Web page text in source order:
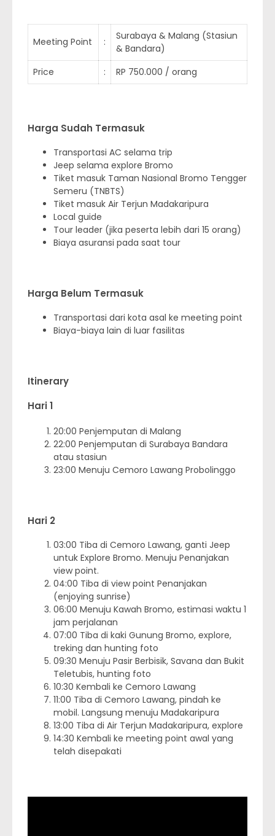
Meeting Point :
Surabaya & Malang (Stasiun
& Bandara)
Price
: RP 750.000 / orang
Harga Sudah Termasuk
Transportasi AC selama trip
Jeep selama explore Bromo
Tiket masuk Taman Nasional Bromo Tengger
Semeru (TNBTS)
Tiket masuk Air Terjun Madakaripura
Local guide
Tour leader (jika peserta lebih dari 15 orang)
Biaya asuransi pada saat tour
Harga Belum Termasuk
Transportasi dari kota asal ke meeting point
Biaya-biaya lain di luar fasilitas
Itinerary
Hari 1
20:00 Penjemputan di Malang
22:00 Penjemputan di Surabaya Bandara
atau stasiun
23:00 Menuju Cemoro Lawang Probolinggo
Hari 2
03:00 Tiba di Cemoro Lawang, ganti Jeep
untuk Explore Bromo. Menuju Penanjakan
view point.
04:00 Tiba di view point Penanjakan
(enjoying sunrise)
06:00 Menuju Kawah Bromo, estimasi waktu 1
jam perjalanan
07:00 Tiba di kaki Gunung Bromo, explore,
treking dan hunting foto
09:30 Menuju Pasir Berbisik, Savana dan Bukit
Teletubis, hunting foto
10:30 Kembali ke Cemoro Lawang
11:00 Tiba di Cemoro Lawang, pindah ke
mobil. Langsung menuju Madakaripura
13:00 Tiba di Air Terjun Madakaripura, explore
14:30 Kembali ke meeting point awal yang
telah disepakati